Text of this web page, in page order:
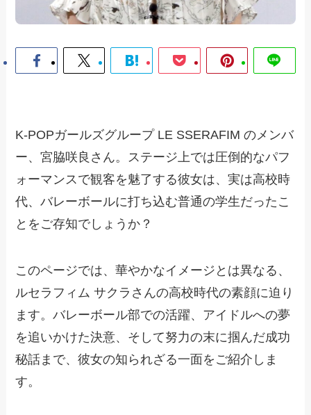
K-POPガールズグループ LE SSERAFIM のメンバ
ー、宮脇咲良さん。ステージ上では圧倒的なパフ
ォーマンスで観客を魅了する彼女は、実は高校時
代、バレーボールに打ち込む普通の学生だったこ
とをご存知でしょうか？
このページでは、華やかなイメージとは異なる、
ルセラフィム サクラさんの高校時代の素顔に迫り
ます。バレーボール部での活躍、アイドルへの夢
を追いかけた決意、そして努力の末に掴んだ成功
秘話まで、彼女の知られざる一面をご紹介しま
す。